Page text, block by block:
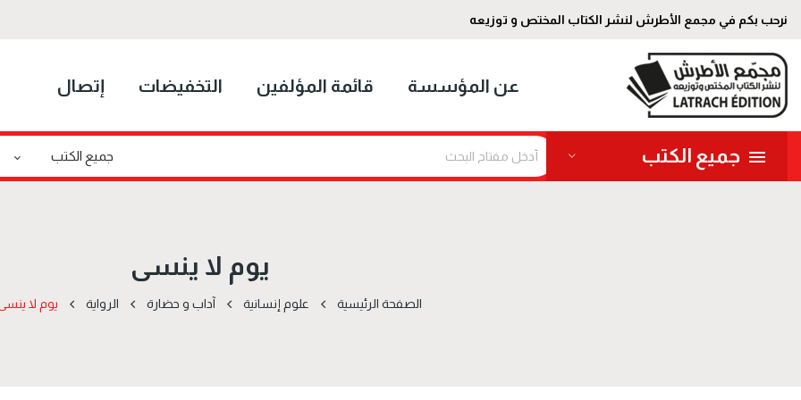
نرحب بكم في مجمع الأطرش لنشر الكتاب المختص و توزيعه
عن المؤسسة قائمة المؤلفين التخفيضات إتصال
جميع الكتب
يوم لا ينسى
الصفحة الرئيسية علوم إنسانية آداب و حضارة الرواية يوم لا